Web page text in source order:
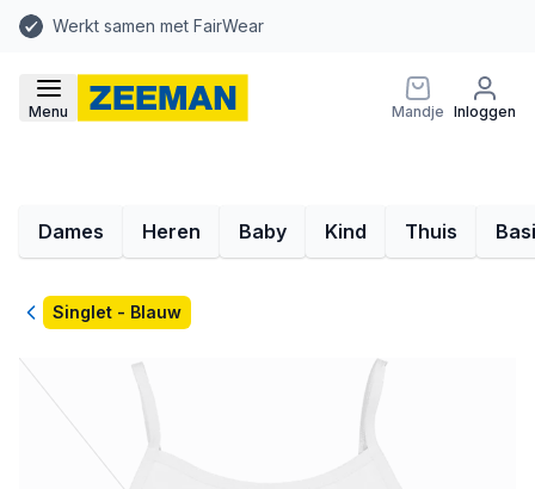
Werkt samen met FairWear
Menu Mandje Inloggen
Dames Heren Baby Kind Thuis
TerugSinglet - Blauw